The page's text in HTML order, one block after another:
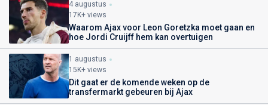
4 augustus
17K+ views
Waarom Ajax voor Leon Goretzka moet gaan en
hoe Jordi Cruijff hem kan overtuigen
1 augustus
15K+ views
Dit gaat er de komende weken op de
transfermarkt gebeuren bij Ajax